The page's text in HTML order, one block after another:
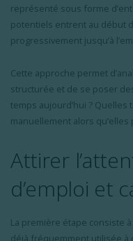
représenté sous forme
potentiels entrent au début
progressivement jusqu’à
Cette approche permet
structurée et de se poser
temps aujourd’hui ?
manuellement alors
Attirer
d’emploi et
La première étape consiste